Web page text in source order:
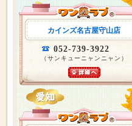
カインズ名古屋守山店
052-739-3922
（サンキューニャンニャン）